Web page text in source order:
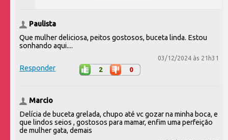
Paulista
Que mulher deliciosa, peitos gostosos, buceta linda. Estou
sonhando aqui....
03/12/2024 às 21h31
Responder 2 0
Marcio
Delícia de buceta grelada, chupo até vc gozar na minha boca, e
que lindos seios , gostosos para mamar, enfim uma perfeição
de mulher gata, demais